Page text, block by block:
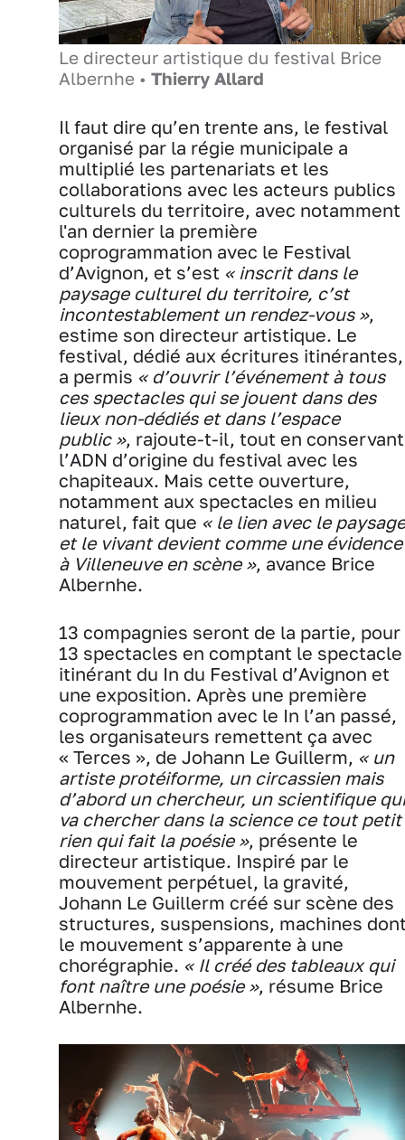
Le directeur artistique du festival Brice
Albernhe • Thierry Allard
Il faut dire qu’en trente ans, le festival
organisé par la régie municipale a
multiplié les partenariats et les
collaborations avec les acteurs publics
culturels du territoire, avec notamment
l'an dernier la première
coprogrammation avec le Festival
d’Avignon, et s’est « inscrit dans le
paysage culturel du territoire, c’st
incontestablement un rendez-vous »,
estime son directeur artistique. Le
festival, dédié aux écritures itinérantes,
a permis « d’ouvrir l’événement à tous
ces spectacles qui se jouent dans des
lieux non-dédiés et dans l’espace
public », rajoute-t-il, tout en conservant
l’ADN d’origine du festival avec les
chapiteaux. Mais cette ouverture,
notamment aux spectacles en milieu
naturel, fait que « le lien avec le paysage
et le vivant devient comme une évidence
à Villeneuve en scène », avance Brice
Albernhe.
13 compagnies seront de la partie, pour
13 spectacles en comptant le spectacle
itinérant du In du Festival d’Avignon et
une exposition. Après une première
coprogrammation avec le In l’an passé,
les organisateurs remettent ça avec
« Terces », de Johann Le Guillerm, « un
artiste protéiforme, un circassien mais
d’abord un chercheur, un scientifique qui
va chercher dans la science ce tout petit
rien qui fait la poésie », présente le
directeur artistique. Inspiré par le
mouvement perpétuel, la gravité,
Johann Le Guillerm créé sur scène des
structures, suspensions, machines
le mouvement s’apparente à une
chorégraphie. « Il créé des tableaux qui
font naître une poésie », résume Brice
Albernhe.